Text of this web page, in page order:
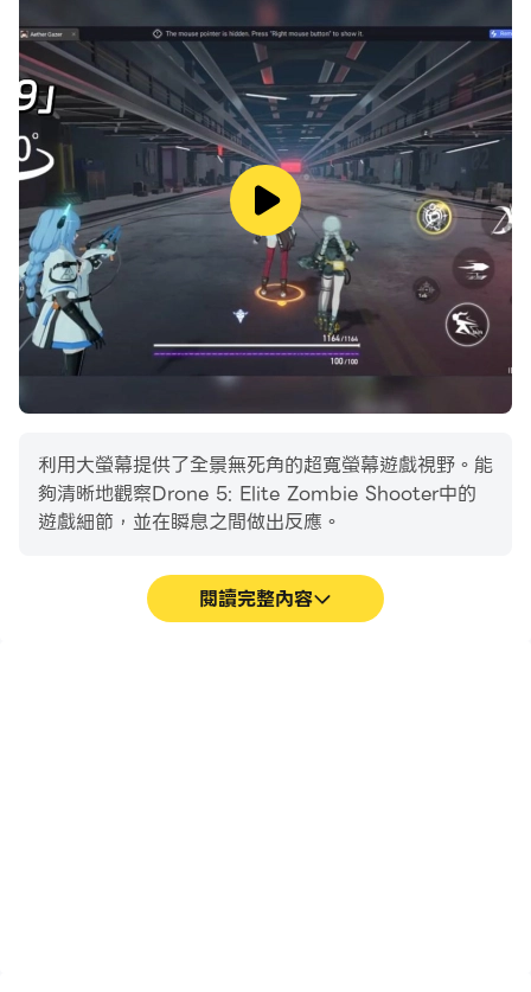
新的殭屍模式
殭屍蜂擁而至。而現在，像你這樣技術高超的無人機飛行員
要阻止人類的終結。控制戰鬥無人機並磨練您的殭屍射擊技
能。收集資源，保護地麵團隊。
作戰任務中的控制無人機
駕馭世界級戰鬥無人機，擁有改變人類命運的力量陷入這個
黑暗的時代。你的遠見和勇氣將塑造人類的未來。你的非凡
能力將成為傳奇。成功需要冒險和勇敢。在大膽的任務中做
驚人的圖形和戰斗地圖
世界變了，它比以往任何時候都更需要你。該遊戲擁有史詩
利用大螢幕提供了全景無死角的超寬螢幕遊戲視野。能
夠清晰地觀察Drone 5: Elite Zombie Shooter中的
遊戲細節，並在瞬息之間做出反應。
閱讀完整內容